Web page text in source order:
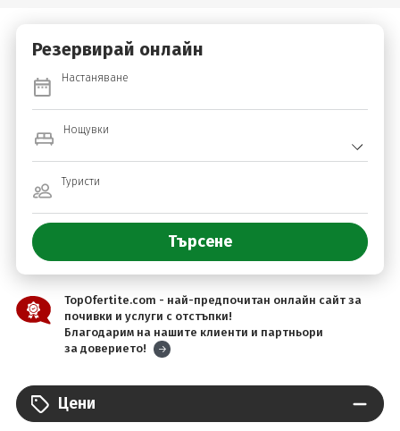
Резервирай онлайн
Настаняване
Нощувки
Туристи
TopOfertite.com - най-предпочитан онлайн сайт за
почивки и услуги с отстъпки!
Благодарим на нашите клиенти и партньори
за доверието!
Цени